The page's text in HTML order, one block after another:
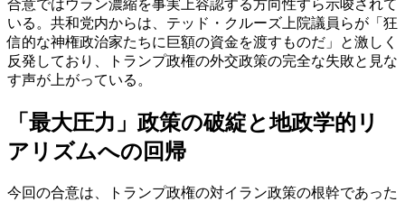
合意ではウラン濃縮を事実上容認する方向性すら示唆されて
いる。共和党内からは、テッド・クルーズ上院議員らが「狂
信的な神権政治家たちに巨額の資金を渡すものだ」と激しく
反発しており、トランプ政権の外交政策の完全な失敗と見な
す声が上がっている。
「最大圧力」政策の破綻と地政学的リ
アリズムへの回帰
今回の合意は、トランプ政権の対イラン政策の根幹であった